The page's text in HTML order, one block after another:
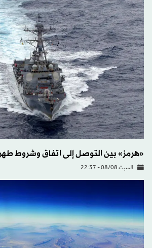
«هرمز» بين التوصل إلى اتفاق وشروط
السبت 08/08 - 22:37